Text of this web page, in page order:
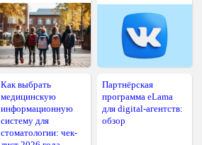
Как выбрать
медицинскую
информационную
систему для
стоматологии: чек-
Партнёрская
программа eLama
для digital-агентств:
обзор